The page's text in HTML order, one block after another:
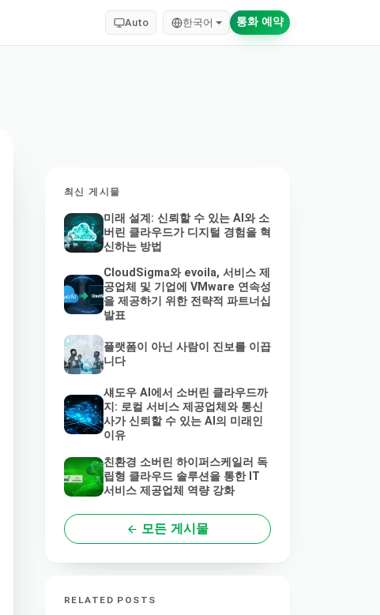
Auto 한국어 통화 예약
최신 게시물
미래 설계: 신뢰할 수 있는 AI와 소
버린 클라우드가 디지털 경험을 혁
신하는 방법
CloudSigma와 evoila, 서비스 제
공업체 및 기업에 VMware 연속성
을 제공하기 위한 전략적 파트너십
발표
플랫폼이 아닌 사람이 진보를 이끕
니다
섀도우 AI에서 소버린 클라우드까
지: 로컬 서비스 제공업체와 통신
사가 신뢰할 수 있는 AI의 미래인
이유
친환경 소버린 하이퍼스케일러 독
립형 클라우드 솔루션을 통한 IT
서비스 제공업체 역량 강화
모든 게시물
RELATED POSTS